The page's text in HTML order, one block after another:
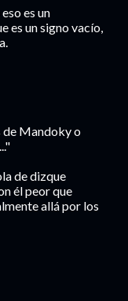
es un
es un signo vacío,
de Mandoky o
de dizque
él peor que
allá por los